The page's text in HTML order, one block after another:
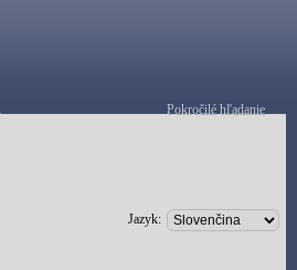
Pokročilé hľadanie
Jazyk: